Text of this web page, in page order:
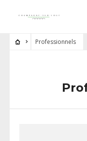
Professionnels